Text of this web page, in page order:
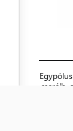
cserélh.